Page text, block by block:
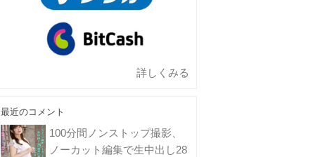
詳しくみる
最近のコメント
100分間ノンストップ撮影、
ノーカット編集で生中出し28